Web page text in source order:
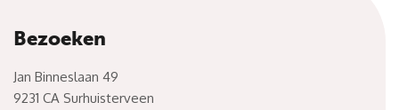
Bezoeken
Jan Binneslaan 49
9231 CA Surhuisterveen